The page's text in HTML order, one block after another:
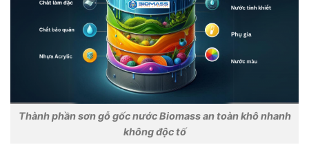
Thành phần sơn gỗ gốc nước Biomass an toàn khô nhanh
không độc tố